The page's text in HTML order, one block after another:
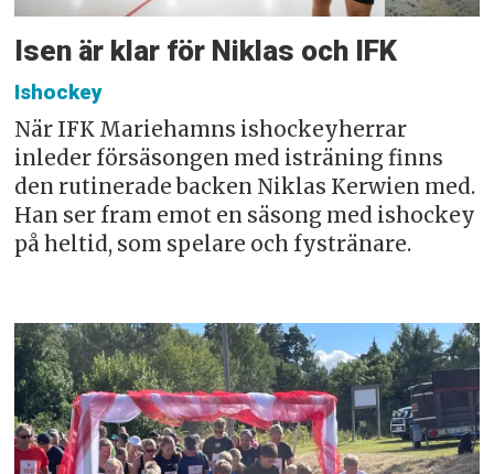
Isen är klar för Niklas och IFK
Ishockey
När IFK Mariehamns ishockeyherrar
inleder försäsongen med isträning finns
den rutinerade backen Niklas Kerwien med.
Han ser fram emot en säsong med ishockey
på heltid, som spelare och fystränare.